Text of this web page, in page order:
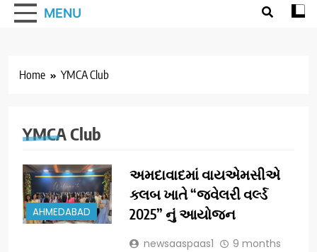
MENU
Home YMCA Club
YMCA Club
AHMEDABAD
અમદાવાદમાં વાયએમસીએ
ક્લબ ખાતે “જ્વેલરી વર્લ્ડ
2025” નું આયોજન
newsaaspaas1
9 months